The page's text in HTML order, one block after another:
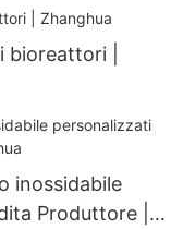
|
inossidabile
Produttore |